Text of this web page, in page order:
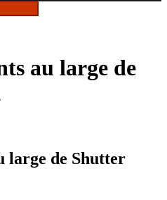
au large de
large de Shutter